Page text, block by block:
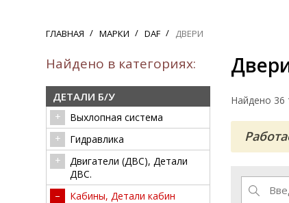
ГЛАВНАЯ МАРКИ DAF ДВЕРИ
Найдено в категориях:
ДЕТАЛИ Б/У
Выхлопная система
Гидравлика
Двигатели (ДВС), Детали
ДВС.
Кабины, Детали кабин
Найдено 36